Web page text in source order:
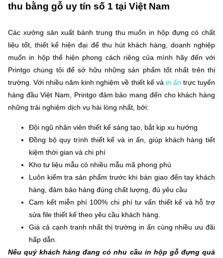
thu bằng gỗ uy tín số 1 tại Việt Nam
Các xưởng sản xuất bánh trung thu muốn in hộp đựng có chất
liệu tốt, thiết kế hiện đại để thu hút khách hàng, doanh nghiệp
muốn in hộp thể hiện phong cách riêng của mình hãy đến với
Printgo chúng tôi để sở hữu những sản phẩm tốt nhất trên thị
trường. Với nhiều năm kinh nghiệm về thiết kế và in ấn trực tuyến
hàng đầu Việt Nam, Printgo đảm bảo mang đến cho khách hàng
những trải nghiệm dịch vụ hài lòng nhất, bởi:
Đội ngũ nhân viên thiết kế sáng tạo, bắt kịp xu hướng
Đồng bộ quy trình thiết kế và in ấn, giúp khách hàng tiết
kiệm thời gian và chi phí
Kho tư liệu mẫu có nhiều mẫu mã phong phú
Luôn kiểm tra sản phẩm trước khi bàn giao đến tay khách
hàng, đảm bảo hàng đúng chất lượng, đủ yêu cầu
Cam kết miễn phí 100% chi phí tư vấn thiết kế và hỗ trợ
sửa file thiết kế theo yêu cầu khách hàng.
Giá cả cạnh tranh nhất thị trường in ấn cùng nhiều ưu đãi
hấp dẫn.
Nếu quý khách hàng đang có nhu cầu in hộp gỗ đựng quà